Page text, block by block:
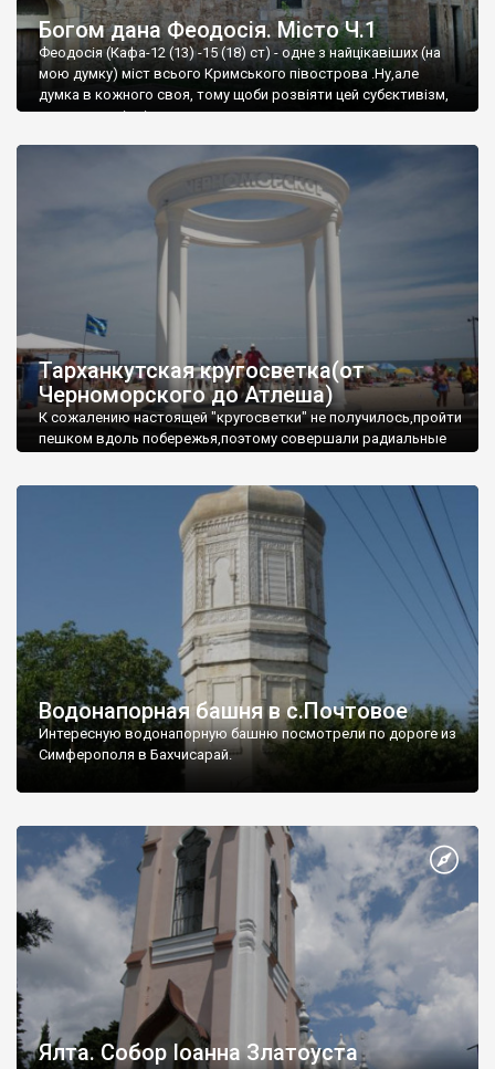
Богом дана Феодосія. Місто Ч.1
Феодосія (Кафа-12 (13) -15 (18) ст) - одне з найцікавіших (на
мою думку) міст всього Кримського півострова .Ну,але
думка в кожного своя, тому щоби розвіяти цей субєктивізм,
запрошую відвідати це
Тарханкутская кругосветка(от
Черноморского до Атлеша)
К сожалению настоящей "кругосветки" не получилось,пройти
пешком вдоль побережья,поэтому совершали радиальные
Водонапорная башня в с.Почтовое
Интересную водонапорную башню посмотрели по дороге из
Симферополя в Бахчисарай.
Ялта. Собор Іоанна Златоуста